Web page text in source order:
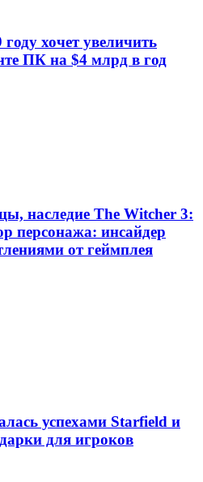
хочет увеличить
ПК на $4 млрд в год
наследие The Witcher 3:
персонажа: инсайдер
от геймплея
успехами Starfield и
для игроков